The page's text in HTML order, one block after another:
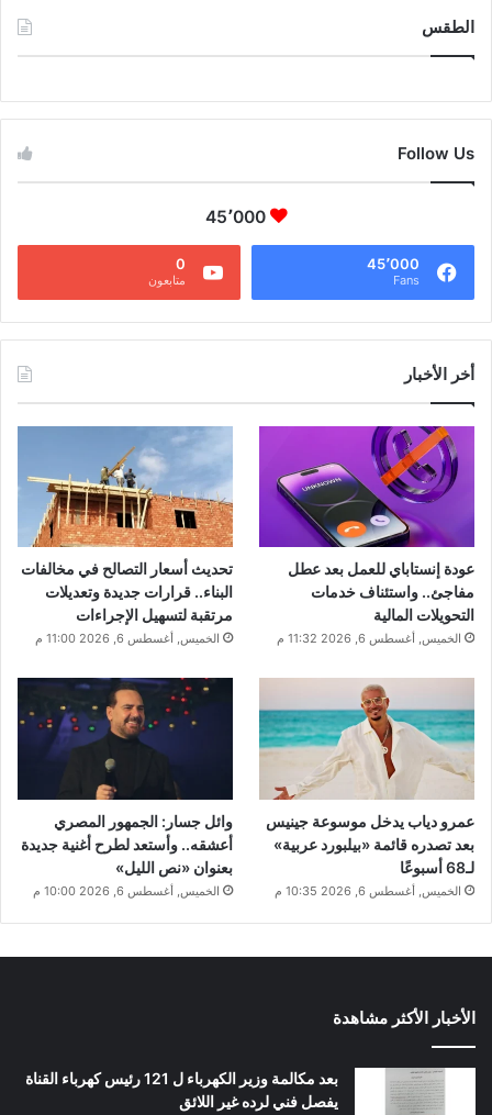
الطقس
Follow Us
45٬000
45٬000
Fans
0
متابعون
أخر الأخبار
عودة إنستاباي للعمل بعد عطل
مفاجئ.. واستئناف خدمات
التحويلات المالية
الخميس, أغسطس 6, 2026 11:32 م
تحديث أسعار التصالح في مخالفات
البناء.. قرارات جديدة وتعديلات
مرتقبة لتسهيل الإجراءات
الخميس, أغسطس 6, 2026 11:00 م
عمرو دياب يدخل موسوعة جينيس
بعد تصدره قائمة «بيلبورد عربية»
لـ68 أسبوعًا
الخميس, أغسطس 6, 2026 10:35 م
وائل جسار: الجمهور المصري
أعشقه.. وأستعد لطرح أغنية جديدة
بعنوان «نص الليل»
الخميس, أغسطس 6, 2026 10:00 م
الأخبار الأكثر مشاهدة
بعد مكالمة وزير الكهرباء ل 121 رئيس كهرباء القناة
يفصل فني لرده غير اللائق